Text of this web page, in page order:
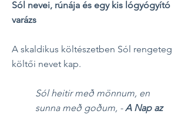
Sól nevei, rúnája és egy kis lógyógyító
varázs
A skaldikus költészetben Sól rengeteg
költői nevet kap.
Sól heitir með mönnum, en
sunna með goðum, -A Nap az